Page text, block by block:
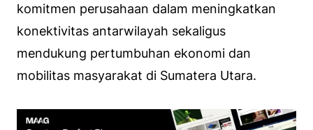
komitmen perusahaan dalam meningkatkan
konektivitas antarwilayah sekaligus
mendukung pertumbuhan ekonomi dan
mobilitas masyarakat di Sumatera Utara.